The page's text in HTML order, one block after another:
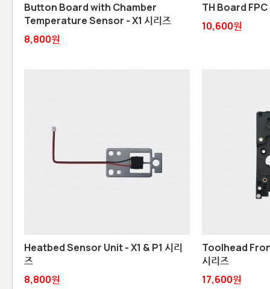
Button Board with Chamber
Temperature Sensor - X1 시리즈
8,800원
TH Board FPC
10,600원
Heatbed Sensor Unit - X1 & P1 시리
즈
8,800원
Toolhead
시리즈
17,600원